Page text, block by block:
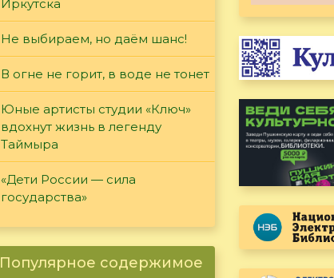
Иркутска
Не выбираем, но даём шанс!
В огне не горит, в воде не тонет
Юные артисты студии «Ключ»
вдохнут жизнь в легенду
Таймыра
«Дети России — сила
государства»
Популярное содержимое